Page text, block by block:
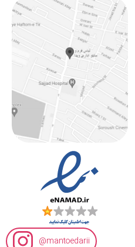
mantoedarii@